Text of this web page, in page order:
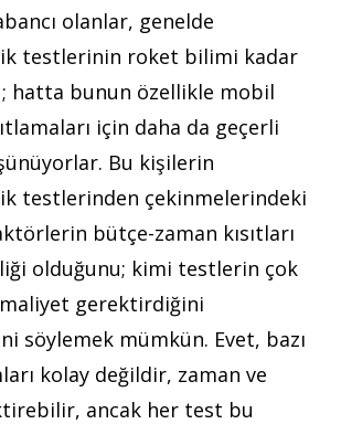
olanlar, genelde
testlerinin roket bilimi kadar
hatta bunun özellikle mobil
için daha da geçerli
Bu kişilerin
testlerinden çekinmelerindeki
bütçe-zaman kısıtları
olduğunu; kimi testlerin çok
gerektirdiğini
söylemek mümkün. Evet, bazı
kolay değildir, zaman ve
ancak her test bu